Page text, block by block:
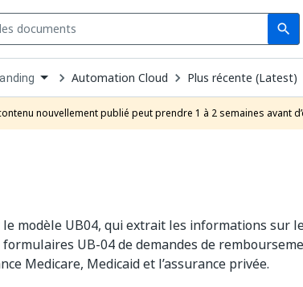
search
Search
Automation Cloud Plus récente (Latest)
nouvellement publié peut prendre 1 à 2 semaines avant
modèle UB04, qui extrait les informations sur
UB-04 de demandes de
Medicare, Medicaid et l’assurance privée.